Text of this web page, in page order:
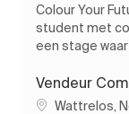
Colour Your
student met
een stage
Vendeur
Emplacement
Wattrelos,